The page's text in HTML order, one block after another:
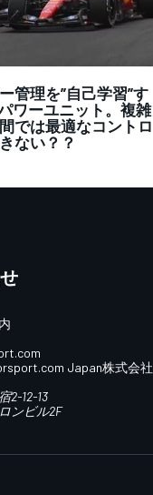
管理を”自己学習”す
ワーユニット。複雑
では最適なコントロ
ない？？
Japan株式会社
2-12-13
ンビル2F